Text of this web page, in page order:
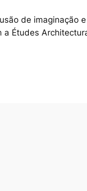
de imaginação e
a Études